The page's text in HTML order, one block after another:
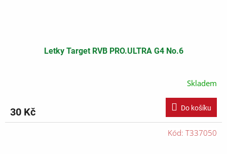
Letky Target RVB PRO.ULTRA G4 No.6
Skladem
30 Kč Do košíku
Kód: T337050